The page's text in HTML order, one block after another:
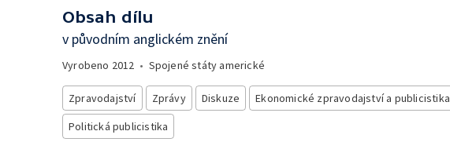
Obsah dílu
v původním anglickém znění
Vyrobeno 2012 • Spojené státy americké
Zpravodajství Zprávy Diskuze
Ekonomické zpravodajství a publicistika
Politická publicistika